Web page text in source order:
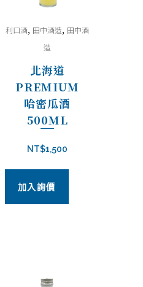
利口酒, 田中酒造, 田中酒
造
北海道
PREMIUM
哈密瓜酒
500ML
NT$1,500
加入詢價